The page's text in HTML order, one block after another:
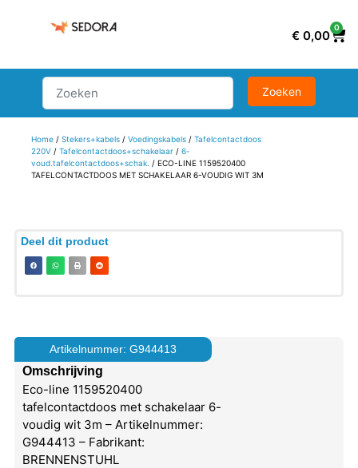
€ 0,00
0
Home/ Stekers+kabels/ Voedingskabels/ Tafelcontactdoos
220V/ Tafelcontactdoos+schakelaar/ 6-
voud.tafelcontactdoos+schak. / ECO-LINE 1159520400
TAFELCONTACTDOOS MET SCHAKELAAR 6-VOUDIG WIT 3M
Deel dit product
Artikelnummer: G944413
Omschrijving
Eco-line 1159520400
tafelcontactdoos met schakelaar 6-
voudig wit 3m – Artikelnummer:
G944413 – Fabrikant:
BRENNENSTUHL